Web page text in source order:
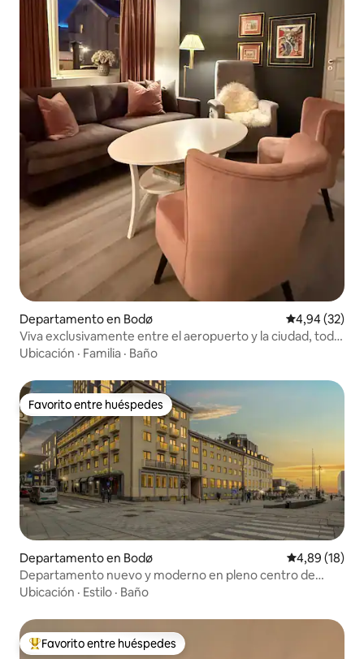
Departamento en Bodø Calificación
4,94 (32)
Viva exclusivamente entre el aeropuerto y la ciudad, todo
a poca distancia
Ubicación · Familia · Baño
Favorito entre huéspedes
Favorito entre huéspedes
Departamento en Bodø Calificación
4,89 (18)
Departamento nuevo y moderno en pleno centro de
Bodø
Ubicación · Estilo · Baño
Favorito entre los huéspedes más destacados
Favorito entre huéspedes